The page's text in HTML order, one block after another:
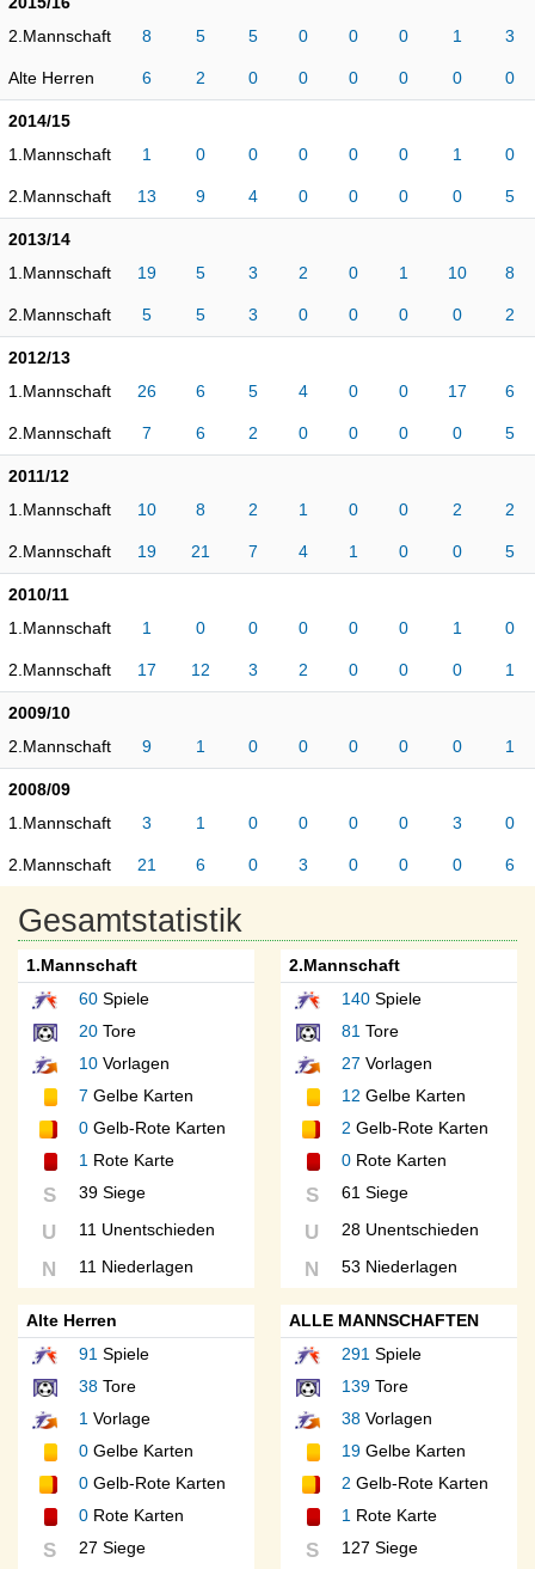
2.Mannschaft
8 5 5 0 0 0 1 3
Alte Herren 6 2 0 0 0 0 0 0
2014/15
1.Mannschaft
1 0 0 0 0 0 1 0
2.Mannschaft 13 9 4 0 0 0 0 5
2013/14
1.Mannschaft
19 5 3 2 0 1 10 8
2.Mannschaft 5 5 3 0 0 0 0 2
2012/13
1.Mannschaft
26 6 5 4 0 0 17 6
2.Mannschaft 7 6 2 0 0 0 0 5
2011/12
1.Mannschaft
10 8 2 1 0 0 2 2
2.Mannschaft 19 21 7 4 1 0 0 5
2010/11
1.Mannschaft
1 0 0 0 0 0 1 0
2.Mannschaft 17 12 3 2 0 0 0 1
2009/10
2.Mannschaft
9 1 0 0 0 0 0 1
2008/09
1.Mannschaft
3 1 0 0 0 0 3 0
2.Mannschaft 21 6 0 3 0 0 0 6
Gesamtstatistik
1.Mannschaft
60 Spiele
20 Tore
10 Vorlagen
7 Gelbe Karten
0 Gelb-Rote Karten
1 Rote Karte
S 39 Siege
U 11 Unentschieden
N 11 Niederlagen
2.Mannschaft
140Spiele
81Tore
27 Vorlagen
12 Gelbe Karten
2 Gelb-Rote Karten
0Rote Karten
S 61 Siege
U 28 Unentschieden
N 53 Niederlagen
Alte Herren
91 Spiele
38 Tore
1 Vorlage
0 Gelbe Karten
0 Gelb-Rote Karten
0 Rote Karten
S 27 Siege
ALLE MANNSCHAFTEN
291Spiele
139Tore
38Vorlagen
19Gelbe Karten
2 Gelb-Rote Karten
1Rote Karte
S 127 Siege